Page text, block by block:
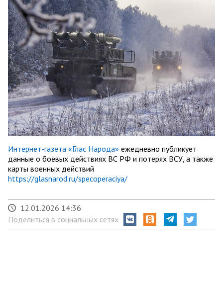
Интернет-газета «Глас Народа» ежедневно публикует
данные о боевых действиях ВС РФ и потерях ВСУ, а также
карты военных действий
https://glasnarod.ru/specoperaciya/
12.01.2026 14:36
Поделиться в социальных сетях